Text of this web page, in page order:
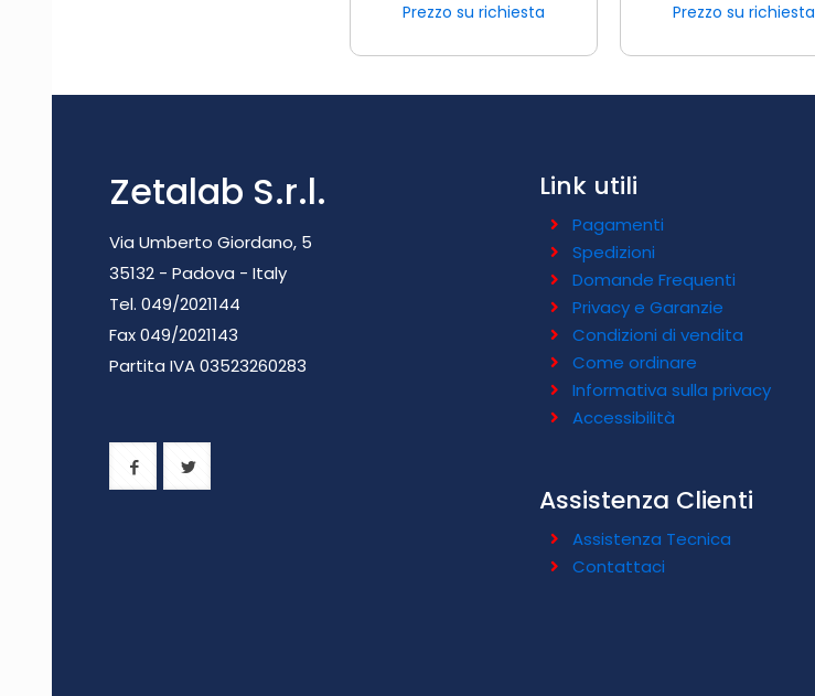
Prezzo su richiesta
Prezzo su richiesta
Zetalab S.r.l.
Via Umberto Giordano, 5
35132 - Padova - Italy
Tel. 049/2021144
Fax 049/2021143
Partita IVA 03523260283
Link utili
Pagamenti
Spedizioni
Domande Frequenti
Privacy e Garanzie
Condizioni di vendita
Come ordinare
Informativa sulla privacy
Accessibilità
Assistenza Clienti
Assistenza Tecnica
Contattaci